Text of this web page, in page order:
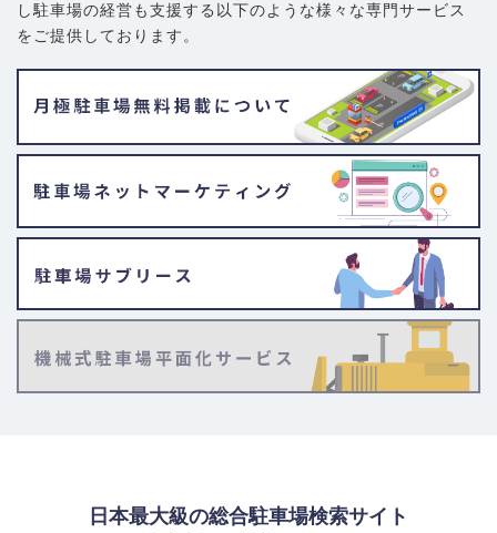
し駐車場の経営も支援する以下のような様々な専門サービス
をご提供しております。
日本最大級の総合駐車場検索サイト